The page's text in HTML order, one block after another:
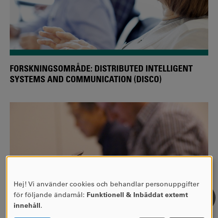
FORSKNINGSOMRÅDE: DISTRIBUTED INTELLIGENT
SYSTEMS AND COMMUNICATION (DISCO)
ANVÄNDNING
AV
Hej! Vi använder cookies och behandlar personuppgifter
för följande ändamål: Funktionell & Inbäddat externt
innehåll.